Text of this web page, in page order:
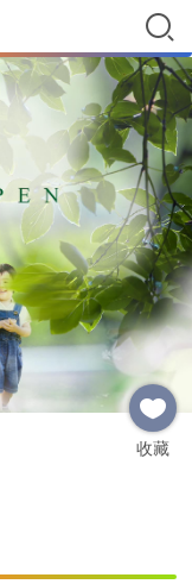
收藏